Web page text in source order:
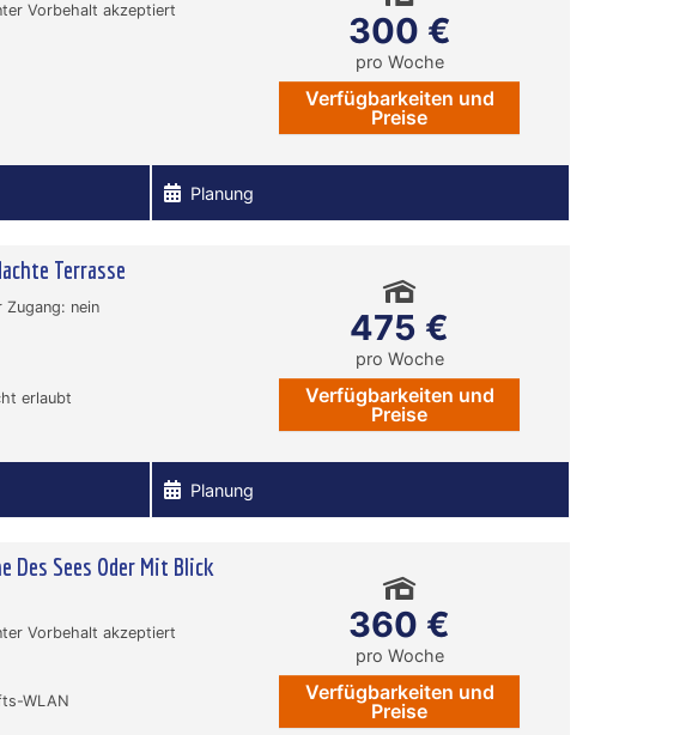
Vorbehalt akzeptiert
300 €
pro Woche
Verfügbarkeiten und
Preise
Planung
Terrasse
Zugang: nein
erlaubt
475 €
pro Woche
Verfügbarkeiten und
Preise
Planung
Des Sees Oder Mit Blick
Vorbehalt akzeptiert
WLAN
360 €
pro Woche
Verfügbarkeiten und
Preise